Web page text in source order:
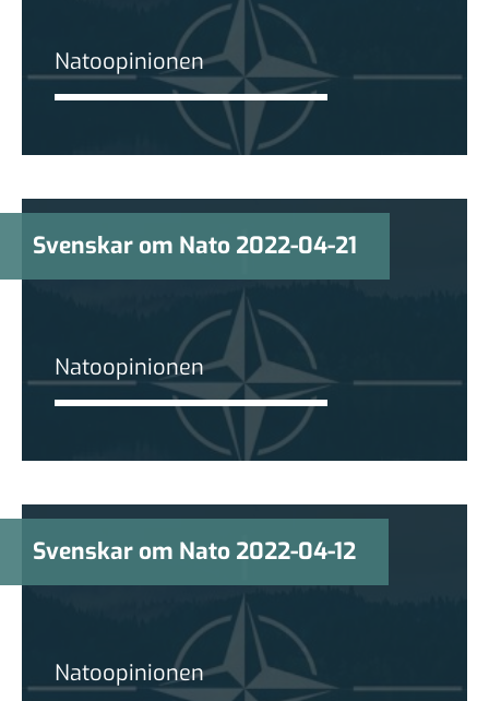
Natoopinionen
Svenskar om Nato 2022-04-21
Natoopinionen
Svenskar om Nato 2022-04-12
Natoopinionen